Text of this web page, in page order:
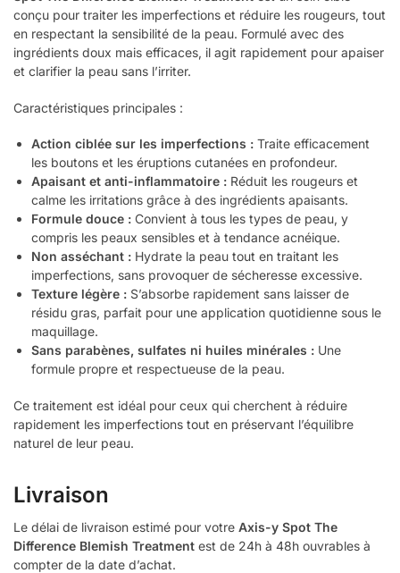
conçu pour traiter les imperfections et réduire les rougeurs, tout
en respectant la sensibilité de la peau. Formulé avec des
ingrédients doux mais efficaces, il agit rapidement pour apaiser
et clarifier la peau sans l’irriter.
Caractéristiques principales :
Action ciblée sur les imperfections : Traite efficacement
les boutons et les éruptions cutanées en profondeur.
Apaisant et anti-inflammatoire : Réduit les rougeurs et
calme les irritations grâce à des ingrédients apaisants.
Formule douce : Convient à tous les types de peau, y
compris les peaux sensibles et à tendance acnéique.
Non asséchant : Hydrate la peau tout en traitant les
imperfections, sans provoquer de sécheresse excessive.
Texture légère : S’absorbe rapidement sans laisser de
résidu gras, parfait pour une application quotidienne sous le
maquillage.
Sans parabènes, sulfates ni huiles minérales : Une
formule propre et respectueuse de la peau.
Ce traitement est idéal pour ceux qui cherchent à réduire
rapidement les imperfections tout en préservant l’équilibre
naturel de leur peau.
Livraison
Le délai de livraison estimé pour votre Axis-y Spot The
Difference Blemish Treatment est de 24h à 48h ouvrables à
compter de la date d’achat.